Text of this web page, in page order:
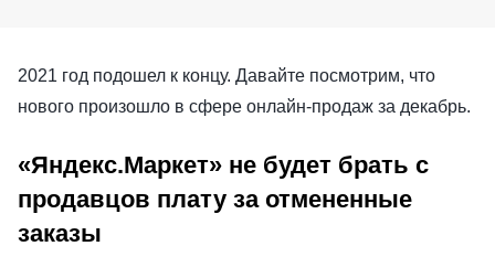
2021 год подошел к концу. Давайте посмотрим, что
нового произошло в сфере онлайн-продаж за декабрь.
«Яндекс.Маркет» не будет брать с
продавцов плату за отмененные
заказы